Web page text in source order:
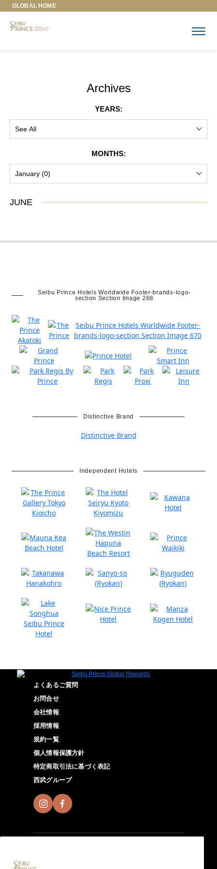
GLOBAL HOME
Archives
YEARS:
MONTHS:
JUNE
Distinctive Brand
Independent Hotels
よくあるご質問
お問合せ
会社情報
採用情報
規約一覧
個人情報保護方針
特定商取引法に基づく表記
西武グループ